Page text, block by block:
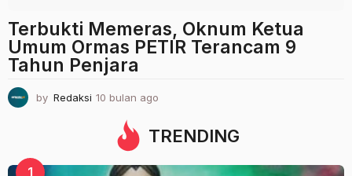
Terbukti Memeras, Oknum Ketua
Umum Ormas PETIR Terancam 9
Tahun Penjara
by Redaksi 10 bulan ago
b
u
a
TRENDING
1